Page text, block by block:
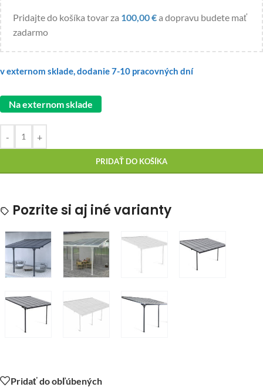
Pridajte do košíka tovar za 100,00€a dopravu budete mať
zadarmo
v externom sklade, dodanie 7-10 pracovných dní
Na externom sklade
- +
PRIDAŤ DO KOŠÍKA
Pozrite si aj iné varianty
Pridať do obľúbených